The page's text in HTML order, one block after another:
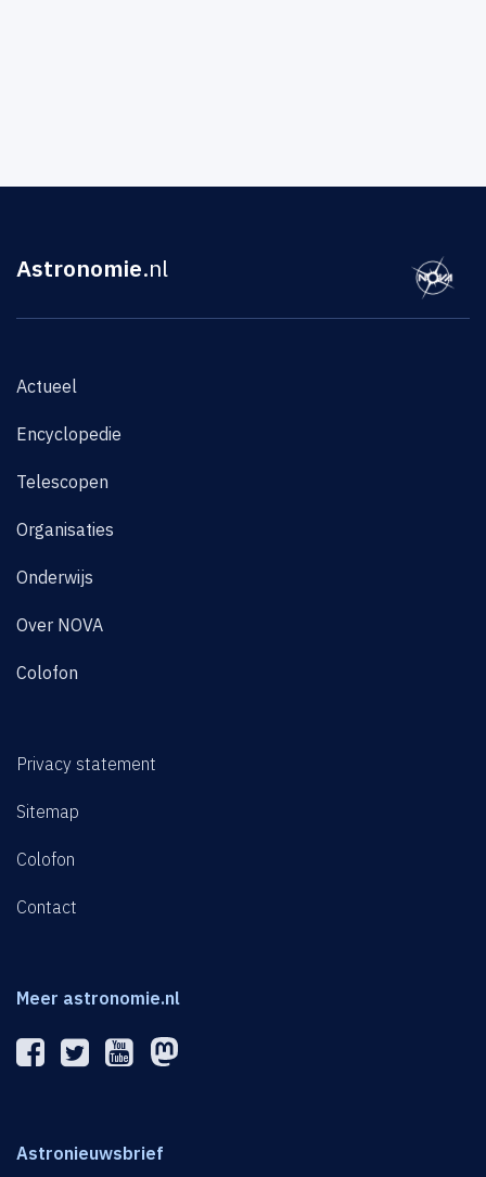
Astronomie.nl
Actueel
Encyclopedie
Telescopen
Organisaties
Onderwijs
Over NOVA
Colofon
Privacy statement
Sitemap
Colofon
Contact
Meer astronomie.nl
Astronieuwsbrief